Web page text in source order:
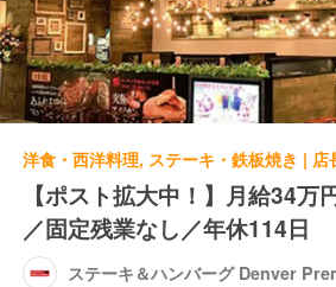
【ポスト拡大中！】月給34万
／固定残業なし／年休114日
ステーキ＆ハンバーグ Denver